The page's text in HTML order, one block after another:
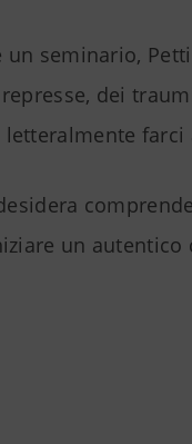
seminario,
dei
farci
un autentico